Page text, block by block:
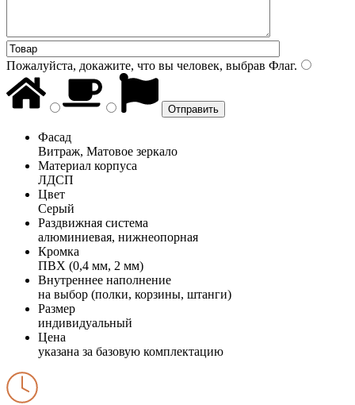
Пожалуйста, докажите, что вы человек, выбрав Флаг.
Фасад
Витраж, Матовое зеркало
Материал корпуса
ЛДСП
Цвет
Серый
Раздвижная система
алюминиевая, нижнеопорная
Кромка
ПВХ (0,4 мм, 2 мм)
Внутреннее наполнение
на выбор (полки, корзины, штанги)
Размер
индивидуальный
Цена
указана за базовую комплектацию